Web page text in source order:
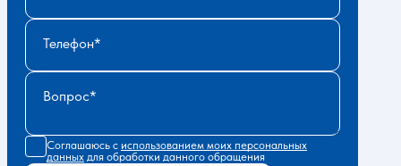
Телефон
Вопрос
Соглашаюсь с использованием моих персональных
данных для обработки данного обращения